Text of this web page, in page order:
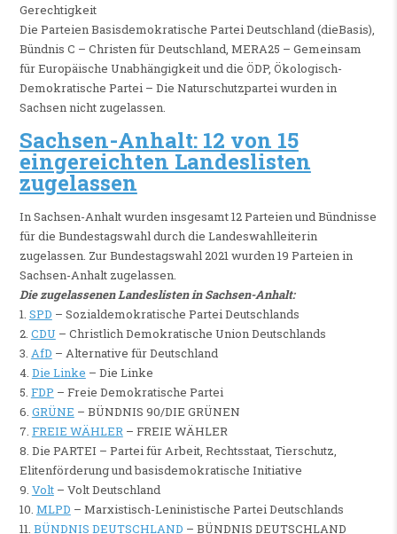
Gerechtigkeit
Die Parteien Basisdemokratische Partei Deutschland (dieBasis),
Bündnis C – Christen für Deutschland, MERA25 – Gemeinsam
für Europäische Unabhängigkeit und die ÖDP, Ökologisch-
Demokratische Partei – Die Naturschutzpartei wurden in
Sachsen nicht zugelassen.
Sachsen-Anhalt: 12 von 15
eingereichten Landeslisten
zugelassen
In Sachsen-Anhalt wurden insgesamt 12 Parteien und Bündnisse
für die Bundestagswahl durch die Landeswahlleiterin
zugelassen. Zur Bundestagswahl 2021 wurden 19 Parteien in
Sachsen-Anhalt zugelassen.
Die zugelassenen Landeslisten in Sachsen-Anhalt:
1. SPD – Sozialdemokratische Partei Deutschlands
2. CDU – Christlich Demokratische Union Deutschlands
3. AfD – Alternative für Deutschland
4. Die Linke – Die Linke
5. FDP – Freie Demokratische Partei
6. GRÜNE – BÜNDNIS 90/DIE GRÜNEN
7. FREIE WÄHLER – FREIE WÄHLER
8. Die PARTEI – Partei für Arbeit, Rechtsstaat, Tierschutz,
Elitenförderung und basisdemokratische Initiative
9. Volt– Volt Deutschland
10. MLPD – Marxistisch-Leninistische Partei Deutschlands
11. BÜNDNIS DEUTSCHLAND – BÜNDNIS DEUTSCHLAND